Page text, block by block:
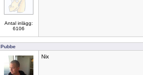
Antal inlägg:
6106
Pubbe
Nix